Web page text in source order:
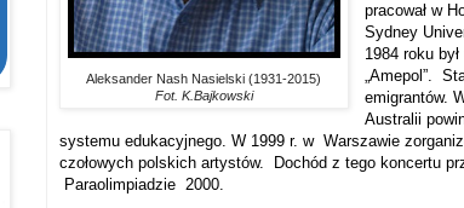
Aleksander Nash Nasielski (1931-2015)
Fot. K.Bajkowski
pracował w
Sydney
1984 roku
„Amepol”.
emigrantów.
Australii
systemu edukacyjnego. W 1999 r. w Warszawie
czołowych polskich artystów.
Dochód z tego koncertu
Paraolimpiadzie 2000.